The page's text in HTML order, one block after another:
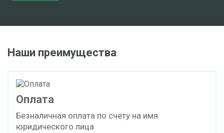
Наши преимущества
Оплата
Безналичная оплата по счету на имя
юридического лица